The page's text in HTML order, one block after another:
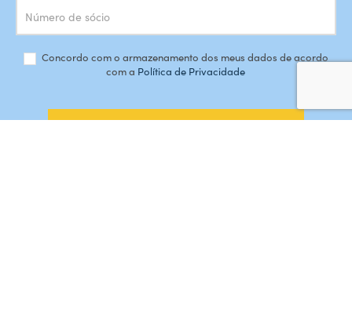
Concordo com o armazenamento dos meus dados de acordo
com a Política de Privacidade